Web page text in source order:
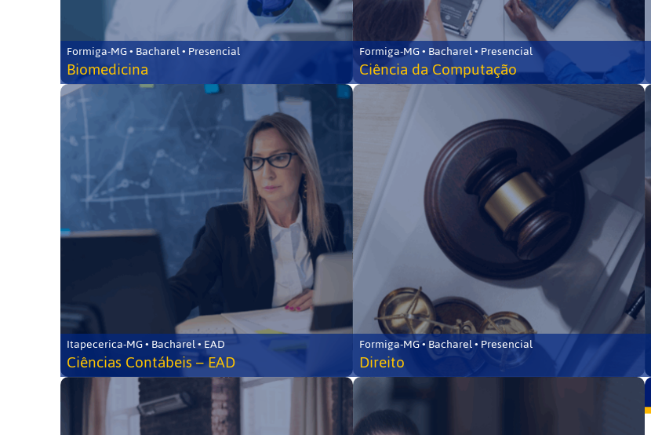
Formiga-MG • Bacharel • Presencial
Biomedicina
Formiga-MG • Bacharel • Presencial
Ciência da Computação
Itapecerica-MG • Bacharel • EAD
Ciências Contábeis – EAD
Formiga-MG • Bacharel • Presencial
Direito